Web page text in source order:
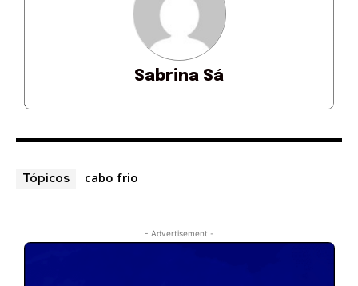
Sabrina Sá
Tópicos cabo frio
- Advertisement -